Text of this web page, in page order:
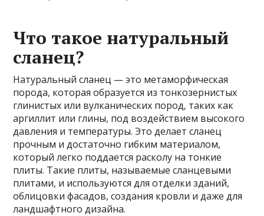
Что такое натуральный
сланец?
Натуральный сланец — это метаморфическая
порода, которая образуется из тонкозернистых
глинистых или вулканических пород, таких как
аргиллит или глины, под воздействием высокого
давления и температуры. Это делает сланец
прочным и достаточно гибким материалом,
который легко поддается расколу на тонкие
плиты. Такие плиты, называемые сланцевыми
плитами, и используются для отделки зданий,
облицовки фасадов, создания кровли и даже для
ландшафтного дизайна.